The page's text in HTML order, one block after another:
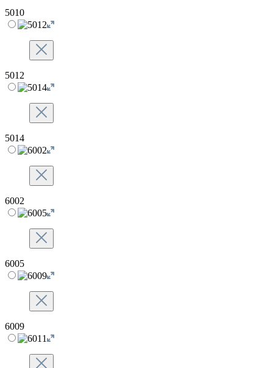
5010
5012
5014
6002
6005
6009